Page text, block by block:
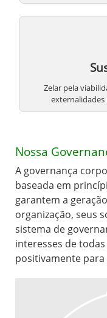
Zelar pela
externalidades
Nossa
A governança
baseada em
garantem a
organização, seus
sistema de
interesses de
positivamente